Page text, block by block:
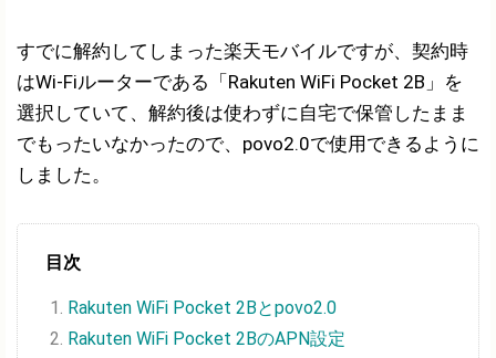
すでに解約してしまった楽天モバイルですが、契約時
はWi-Fiルーターである「Rakuten WiFi Pocket 2B」を
選択していて、解約後は使わずに自宅で保管したまま
でもったいなかったので、povo2.0で使用できるように
しました。
目次
Rakuten WiFi Pocket 2Bとpovo2.0
Rakuten WiFi Pocket 2BのAPN設定